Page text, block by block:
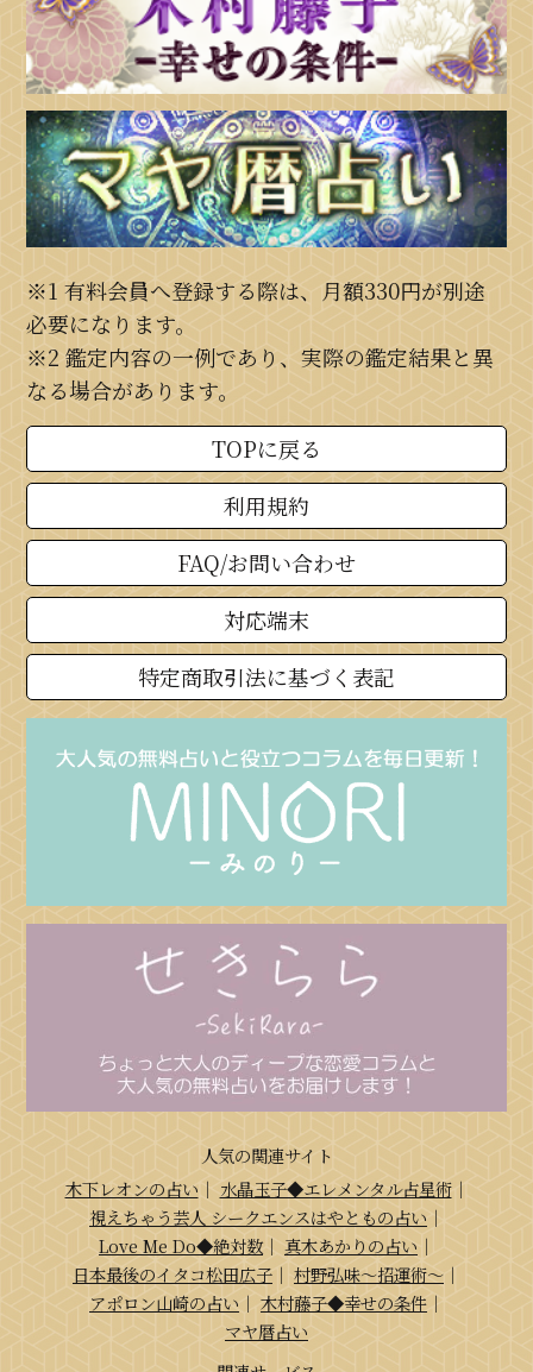
※1 有料会員へ登録する際は、月額330円が別途
必要になります。
※2 鑑定内容の一例であり、実際の鑑定結果と異
なる場合があります。
TOPに戻る
利用規約
FAQ/お問い合わせ
対応端末
特定商取引法に基づく表記
人気の関連サイト
木下レオンの占い ｜ 水晶玉子◆エレメンタル占星術｜
視えちゃう芸人 シークエンスはやともの占い ｜
Love Me Do◆絶対数｜ 真木あかりの占い ｜
日本最後のイタコ松田広子 ｜ 村野弘味～招運術～ ｜
アポロン山崎の占い ｜ 木村藤子◆幸せの条件 ｜
マヤ暦占い